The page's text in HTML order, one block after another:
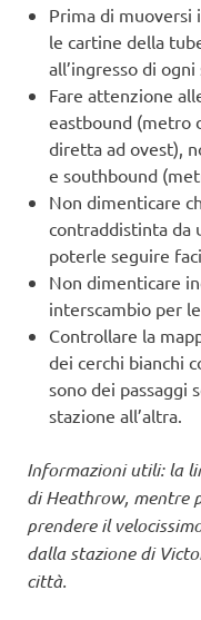
Prima di muoversi
le cartine della
all’ingresso di
Fare attenzione
eastbound (metro
diretta ad ovest),
e southbound
Non dimenticare
contraddistinta da
poterle seguire
Non dimenticare
interscambio per
Controllare la
dei cerchi bianchi
sono dei passaggi
stazione all’altra.
Informazioni utili: la
di Heathrow, mentre
prendere il
dalla stazione di
città.